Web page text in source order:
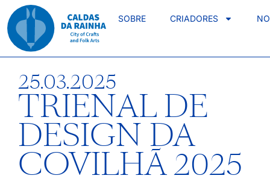
SOBRE CRIADORES
25.03.2025
TRIENAL DE
DESIGN DA
COVILHÃ 2025